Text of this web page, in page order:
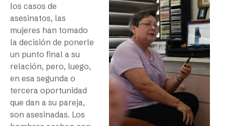
los casos de
asesinatos, las
mujeres han tomado
la decisión de ponerle
un punto final a su
relación, pero, luego,
en esa segunda o
tercera oportunidad
que dan a su pareja,
son asesinadas. Los